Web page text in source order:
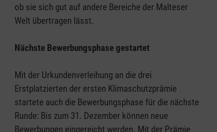
ob sie sich gut auf andere Bereiche der Malteser
Welt übertragen lässt.
Nächste Bewerbungsphase gestartet
Mit der Urkundenverleihung an die drei
Erstplatzierten der ersten Klimaschutzprämie
startete auch die Bewerbungsphase für die nächste
Runde: Bis zum 31. Dezember können neue
Bewerbungen eingereicht werden. Mit der Prämie